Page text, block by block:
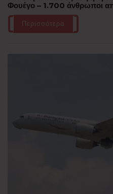
Φουέγο – 1.700 άνθρωποι
Περισσότερα